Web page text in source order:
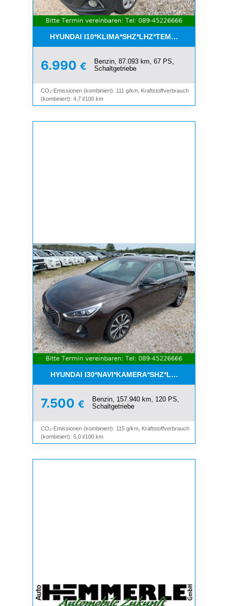
HYUNDAI
6.990 €
Benzin, 87.093 km, 67 PS,
Schaltgetriebe
CO₂-Emissionen (kombiniert): 111 g/km, Kraftstoffverbrauch
(kombiniert): 4,7 l/100 km
HYUNDAI
7.500 €
Benzin, 157.940 km, 120 PS,
Schaltgetriebe
CO₂-Emissionen (kombiniert): 115 g/km, Kraftstoffverbrauch
(kombiniert): 5,0 l/100 km